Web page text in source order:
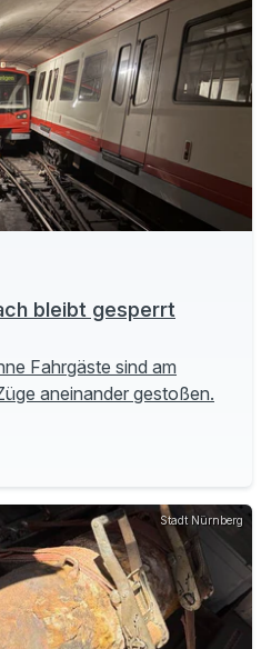
bleibt gesperrt
Fahrgäste sind am
aneinander gestoßen.
Stadt Nürnberg